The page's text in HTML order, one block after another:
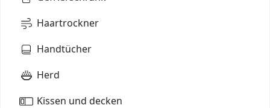
Haartrockner
Handtücher
Herd
Kissen und decken